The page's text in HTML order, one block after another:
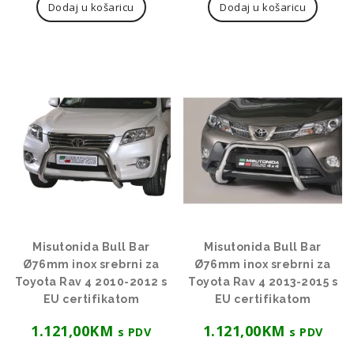
Dodaj u košaricu Dodaj u košaricu
Misutonida Bull Bar
Ø76mm inox srebrni za
Toyota Rav 4 2010-2012 s
EU certifikatom
1.121,00KM s PDV
Misutonida Bull Bar
Ø76mm inox srebrni za
Toyota Rav 4 2013-2015 s
EU certifikatom
1.121,00KM s PDV